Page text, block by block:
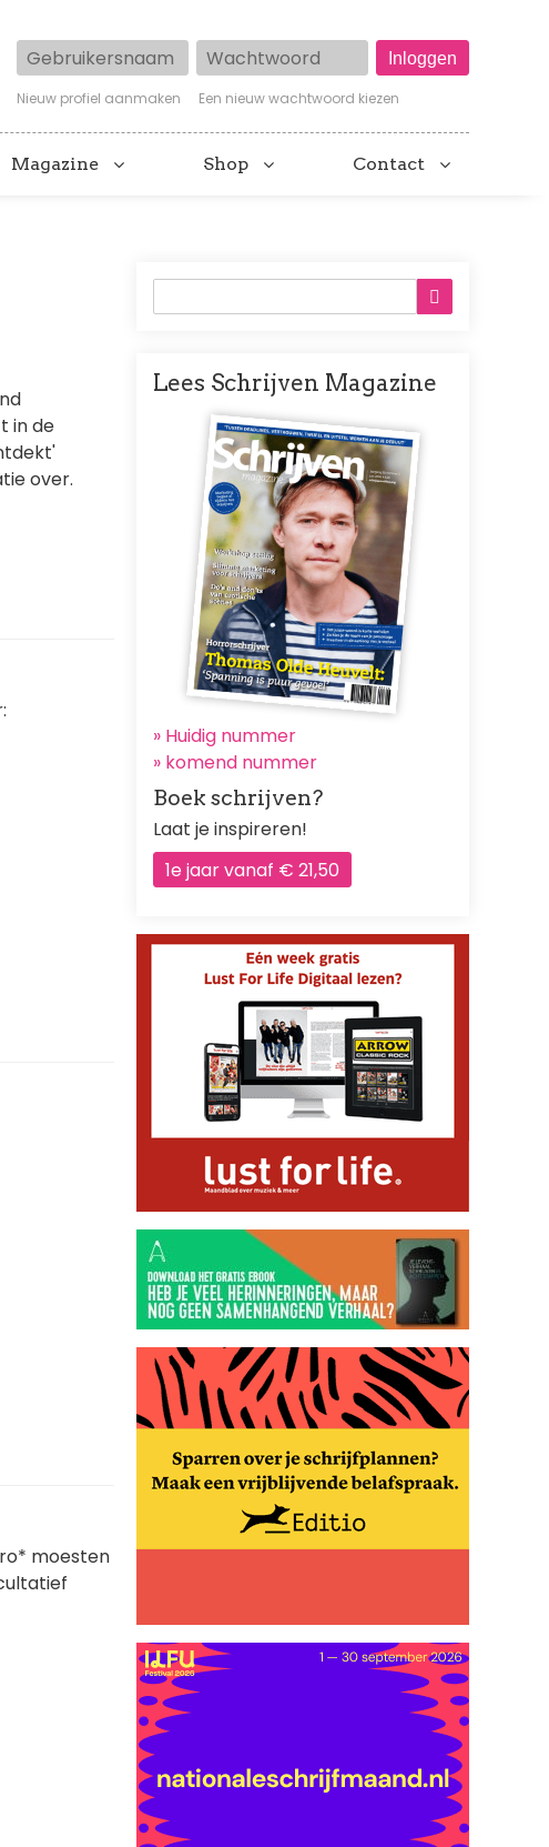
Gebruikersnaam Wachtwoord
Nieuw profiel aanmaken Een nieuw wachtwoord kiezen
Magazine Shop Contact
in de
over.
moesten
Lees Schrijven Magazine
Afbeelding
» Huidig nummer
» komend nummer
Boek schrijven?
Laat je inspireren!
1e jaar vanaf € 21,50